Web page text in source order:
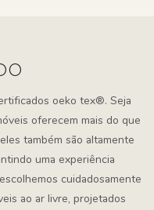
oeko tex®. Seja
oferecem mais do que
também são altamente
uma experiência
cuidadosamente
ao ar livre, projetados